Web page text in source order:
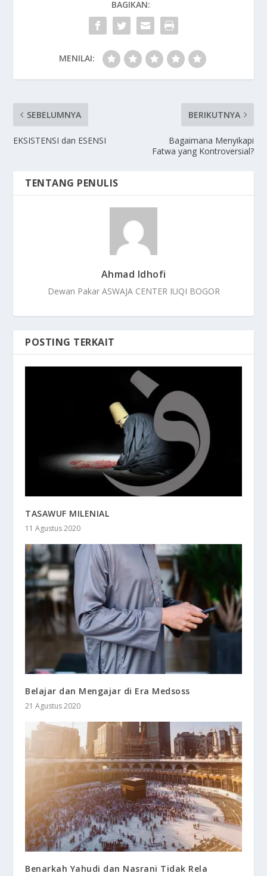
BAGIKAN:
MENILAI:
SEBELUMNYA
EKSISTENSI dan ESENSI
BERIKUTNYA
Bagaimana Menyikapi
Fatwa yang Kontroversial?
TENTANG PENULIS
Ahmad Idhofi
Dewan Pakar ASWAJA CENTER IUQI BOGOR
POSTING TERKAIT
TASAWUF MILENIAL
11 Agustus 2020
Belajar dan Mengajar di Era Medsoss
21 Agustus 2020
Benarkah Yahudi dan Nasrani Tidak Rela